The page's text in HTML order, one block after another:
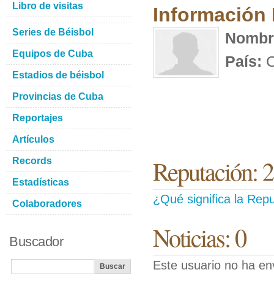
Información
País:
Reputación: 2
¿Qué significa la
Noticias: 0
Este usuario no ha
Libro de visitas
Series de Béisbol
Equipos de Cuba
Estadios de béisbol
Provincias de Cuba
Reportajes
Artículos
Records
Estadísticas
Colaboradores
Buscador